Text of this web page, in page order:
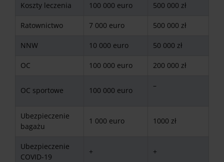
Koszty leczenia 100 000 euro 500 000 zł
Ratownictwo 7 000 euro 500 000 zł
NNW 10 000 euro 50 000 zł
OC 100 000 euro 200 000 zł
OC sportowe 100 000 euro
–
Ubezpieczenie
bagażu
1 000 euro 1000 zł
Ubezpieczenie
COVID-19
+ +